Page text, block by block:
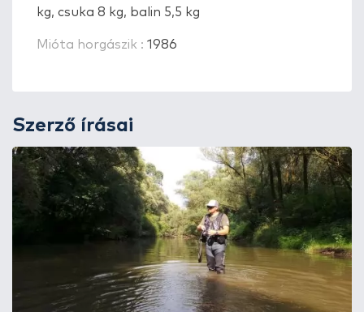
kg, csuka 8 kg, balin 5,5 kg
Mióta horgászik : 1986
Szerző írásai